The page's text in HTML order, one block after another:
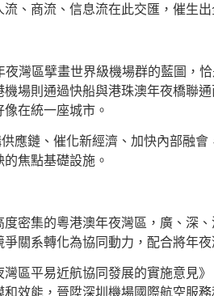
、商流、信息流在此交匯，催生出
夜灣區擘畫世界級機場群的藍圖，
場則通過快船與港珠澳年夜橋聯
在統一座城市。
應鏈、催化新經濟、加快內部融會
焦點基礎設施。
密集的粵港澳年夜灣區，廣、深
關系轉化為協同動力，配合將年
區平易近航協同發展的實施意見
效能，晉陞深圳機場國際航空服